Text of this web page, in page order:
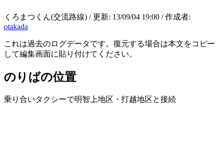
くろまつくん(交流路線) / 更新: 13/09/04 19:00 / 作成者:
otakada
これは過去のログデータです。復元する場合は本文をコピー
して編集画面に貼り付けてください。
のりばの位置
乗り合いタクシーで明智上地区・打越地区と接続